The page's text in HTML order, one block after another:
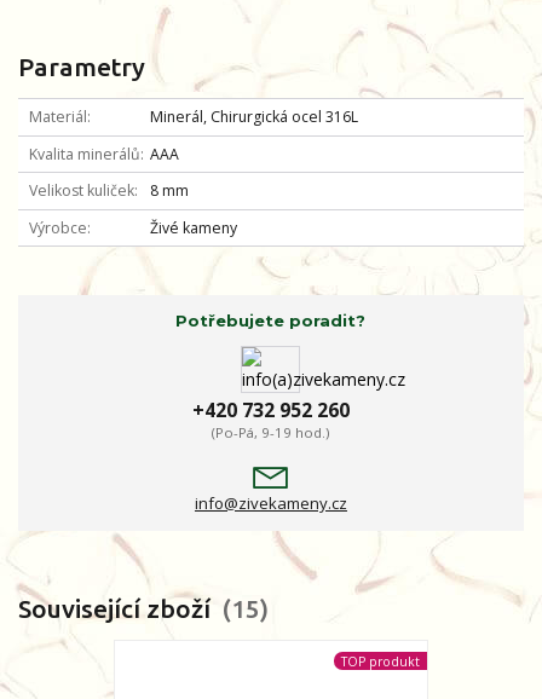
Parametry
Materiál
Minerál, Chirurgická ocel 316L
Kvalita minerálů AAA
Velikost kuliček
8 mm
Výrobce
Živé kameny
Potřebujete poradit?
+420 732 952 260
(Po-Pá, 9-19 hod.)
info@zivekameny.cz
Související zboží 15
TOP produkt